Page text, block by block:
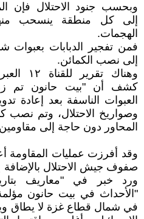
وبحسب جنود الاحتلال فإن
إلى كل منطقة ينسحب
الهجمات.
فمن تفجير الدبابات بعبوات
إلى نصب الكمائن.
كشف أن "بيت حانون تم
العبوات الناسفة بعد إعادة
وصواريخ الاحتلال، وتم نصب
المحاور دون حاجة إلى
وقد أفرزت عمليات المقاومة
صفوف جيش الاحتلال بالإضافة
"الأحداث في بيت حانون
في شمال قطاع غزة لا يطاق